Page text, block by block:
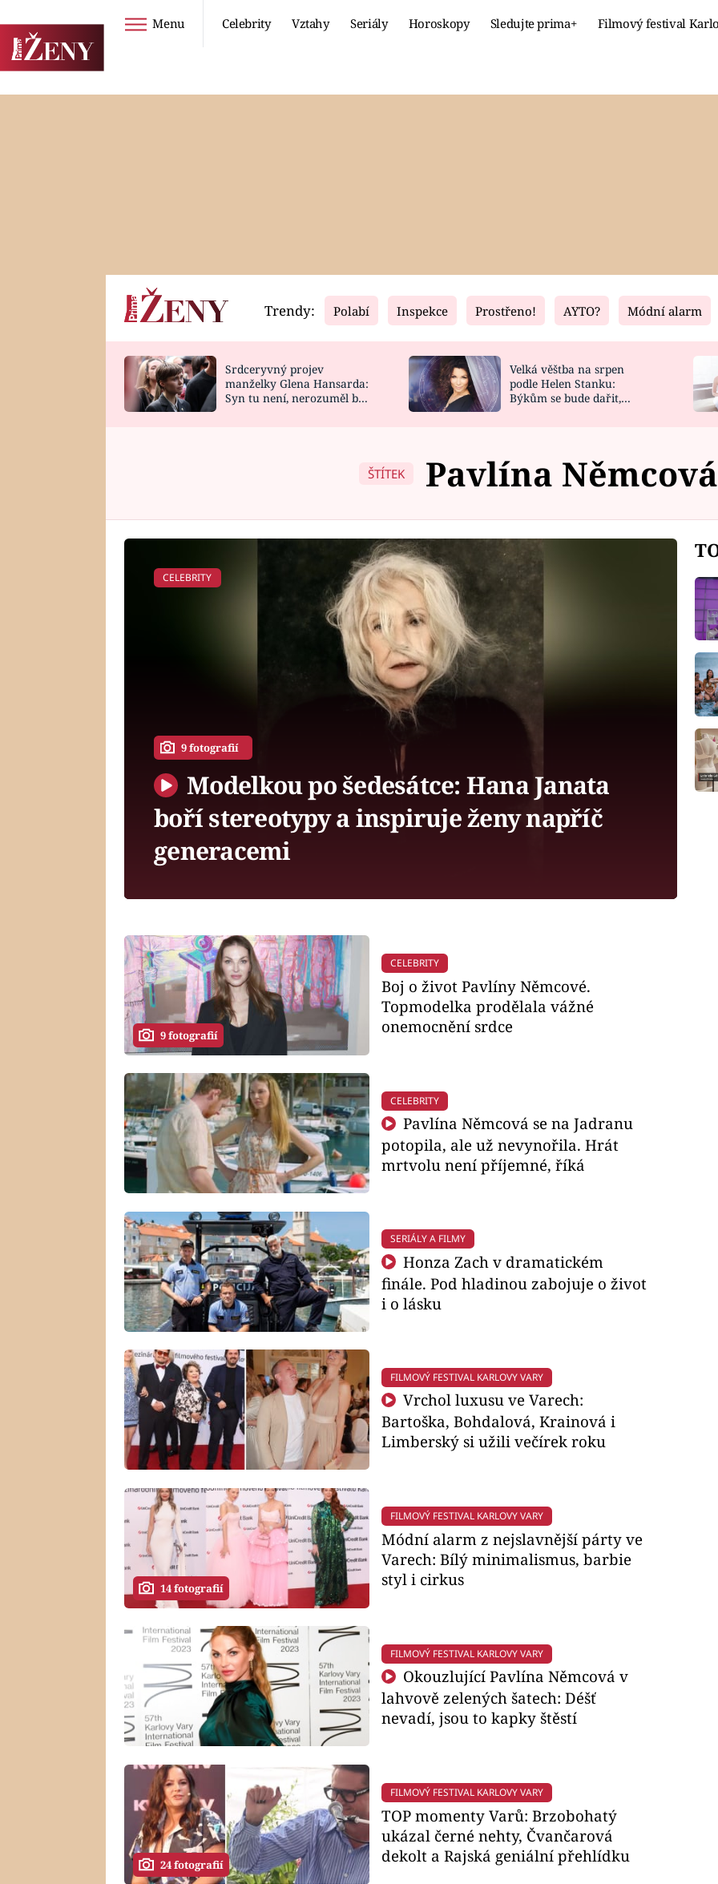
Menu Celebrity Vztahy Seriály Horoskopy Sledujte prima+ Filmový festival
Horoskopy
HOROSKOP NA
Video
CELEBRITY
VAŘENÍ
Fresh
NOVINKY
VIDEORECEPTY
Living
DESIGN
Trendy: Polabí Inspekce Prostřeno! AYTO? Módní alarm
Srdceryvný projev
manželky Glena Hansarda:
Syn tu není, nerozuměl by
Velká věštba na srpen
podle Helen Stanku:
Býkům se bude dařit,
ŠTÍTEK Pavlína Němcová
CELEBRITY
9 fotografií
Modelkou po šedesátce: Hana Janata
boří stereotypy a inspiruje ženy napříč
generacemi
9 fotografií
CELEBRITY
Boj o život Pavlíny Němcové.
Topmodelka prodělala vážné
onemocnění srdce
CELEBRITY
Pavlína Němcová se na Jadranu
potopila, ale už nevynořila. Hrát
mrtvolu není příjemné, říká
SERIÁLY A FILMY
Honza Zach v dramatickém
finále. Pod hladinou zabojuje o život
i o lásku
FILMOVÝ FESTIVAL KARLOVY VARY
Vrchol luxusu ve Varech:
Bartoška, Bohdalová, Krainová i
Limberský si užili večírek roku
14 fotografií
FILMOVÝ FESTIVAL KARLOVY VARY
Módní alarm z nejslavnější párty ve
Varech: Bílý minimalismus, barbie
styl i cirkus
FILMOVÝ FESTIVAL KARLOVY VARY
Okouzlující Pavlína Němcová v
lahvově zelených šatech: Déšť
nevadí, jsou to kapky štěstí
24 fotografií
FILMOVÝ FESTIVAL KARLOVY VARY
TOP momenty Varů: Brzobohatý
ukázal černé nehty, Čvančarová
dekolt a Rajská geniální přehlídku